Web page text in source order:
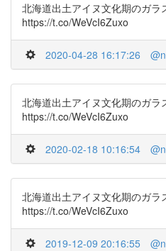
北海道出土アイヌ文化期のガラ
https://t.co/WeVcI6Zuxo
2020-04-28 16:17:26
北海道出土アイヌ文化期のガラ
https://t.co/WeVcI6Zuxo
2020-02-18 10:16:54
北海道出土アイヌ文化期のガラ
https://t.co/WeVcI6Zuxo
2019-12-09 20:16:55